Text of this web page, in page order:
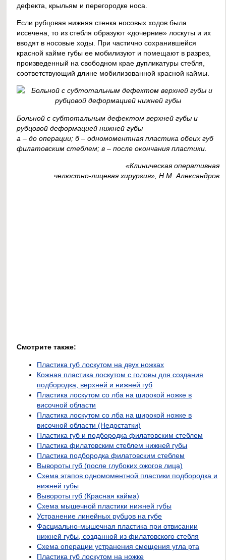
дефекта, крыльям и перегородке носа.
Если рубцовая нижняя стенка носовых ходов была
иссечена, то из стебля образуют «дочерние» лоскуты и их
вводят в носовые ходы. При частично сохранившейся
красной кайме губы ее мобилизуют и помещают в разрез,
произведенный на свободном крае дупликатуры стебля,
соответствующий длине мобилизованной красной каймы.
Больной с субтотальным дефектом верхней губы и
рубцовой деформацией нижней губы
а – до операции; б – одномоментная пластика обеих губ
филатовским стеблем; в – после окончания пластики.
«Клиническая оперативная
челюстно-лицевая хирургия», Н.М. Александров
Смотрите также:
Пластика губ лоскутом на двух ножках
Кожная пластика лоскутом с головы для создания
подбородка, верхней и нижней губ
Пластика лоскутом со лба на широкой ножке в
височной области
Пластика лоскутом со лба на широкой ножке в
височной области (Недостатки)
Пластика губ и подбородка филатовским стеблем
Пластика филатовским стеблем нижней губы
Пластика подбородка филатовским стеблем
Вывороты губ (после глубоких ожогов лица)
Схема этапов одномоментной пластики подбородка и
нижней губы
Вывороты губ (Красная кайма)
Схема мышечной пластики нижней губы
Устранение линейных рубцов на губе
Фасциально-мышечная пластика при отвисании
нижней губы, созданной из филатовского стебля
Схема операции устранения смещения угла рта
Пластика губ лоскутом на ножке